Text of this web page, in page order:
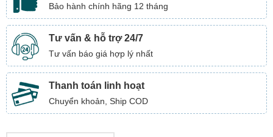
Bảo hành chính hãng 12 tháng
Tư vấn & hỗ trợ 24/7
Tư vấn báo giá hợp lý nhất
Thanh toán linh hoạt
Chuyển khoản, Ship COD